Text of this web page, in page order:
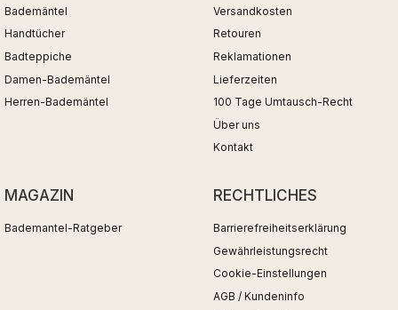
Bademäntel
Handtücher
Badteppiche
Damen-Bademäntel
Herren-Bademäntel
Versandkosten
Retouren
Reklamationen
Lieferzeiten
100 Tage Umtausch-Recht
Über uns
Kontakt
MAGAZIN
Bademantel-Ratgeber
RECHTLICHES
Barrierefreiheitserklärung
Gewährleistungsrecht
Cookie-Einstellungen
AGB / Kundeninfo